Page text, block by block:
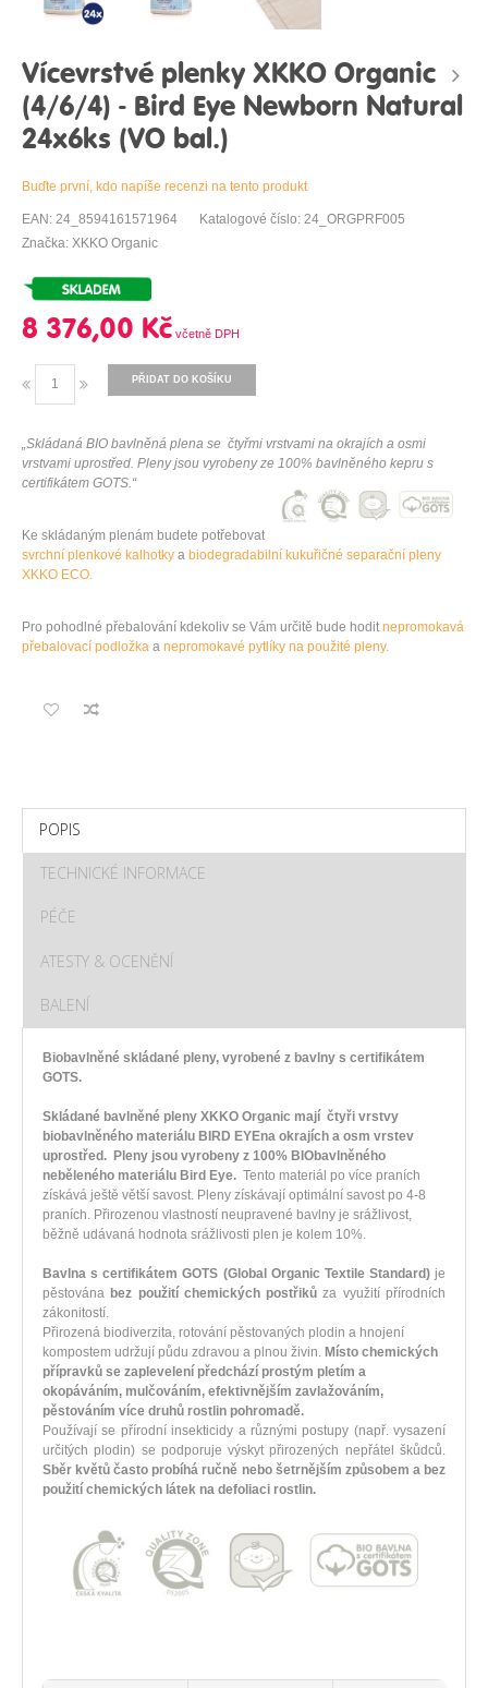
Vícevrstvé plenky XKKO Organic
(4/6/4) - Bird Eye Newborn Natural
24x6ks (VO bal.)
Buďte první, kdo napíše recenzi na tento produkt
EAN: 24_8594161571964
Katalogové číslo: 24_ORGPRF005
Značka: XKKO Organic
8 376,00 Kč
PŘIDAT DO KOŠÍKU
„Skládaná BIO bavlněná plena se čtyřmi vrstvami na okrajích a osmi
vrstvami uprostřed. Pleny jsou vyrobeny ze 100% bavlněného kepru s
certifikátem GOTS.“
Ke skládaným plenám budete potřebovat
svrchní plenkové kalhotky a biodegradabilní kukuřičné separační pleny
XKKO ECO.
Pro pohodlné přebalování kdekoliv se Vám určitě bude hodit nepromokavá
přebalovací podložka a nepromokavé pytlíky na použité pleny.
POPIS
TECHNICKÉ INFORMACE
PÉČE
ATESTY & OCENĚNÍ
BALENÍ
Biobavlněné skládané pleny, vyrobené z bavlny s certifikátem
GOTS.
Skládané bavlněné pleny XKKO Organic mají čtyři vrstvy
biobavlněného materiálu BIRD EYEna okrajích a osm vrstev
uprostřed. Pleny jsou vyrobeny z 100% BIObavlněného
neběleného materiálu Bird Eye. Tento materiál po více praních
získává ještě větší savost. Pleny získávají optimální savost po 4-8
praních. Přirozenou vlastností neupravené bavlny je srážlivost,
běžně udávaná hodnota srážlivosti plen je kolem 10%.
Bavlna s certifikátem GOTS (Global Organic Textile Standard)je
pěstována bez použití chemických postřiků za využití přírodních
zákonitostí.
Přirozená biodiverzita, rotování pěstovaných plodin a hnojení
kompostem udržují půdu zdravou a plnou živin. Místo chemických
přípravků se zaplevelení předchází prostým pletím a
okopáváním, mulčováním, efektivnějším zavlažováním,
pěstováním více druhů rostlin pohromadě.
Používají se přírodní insekticidy a různými postupy (např. vysazení
určitých plodin) se podporuje výskyt přirozených nepřátel škůdců.
Sběr květů často probíhá ručně nebo šetrnějším způsobem a bez
použití chemických látek na defoliaci rostlin.